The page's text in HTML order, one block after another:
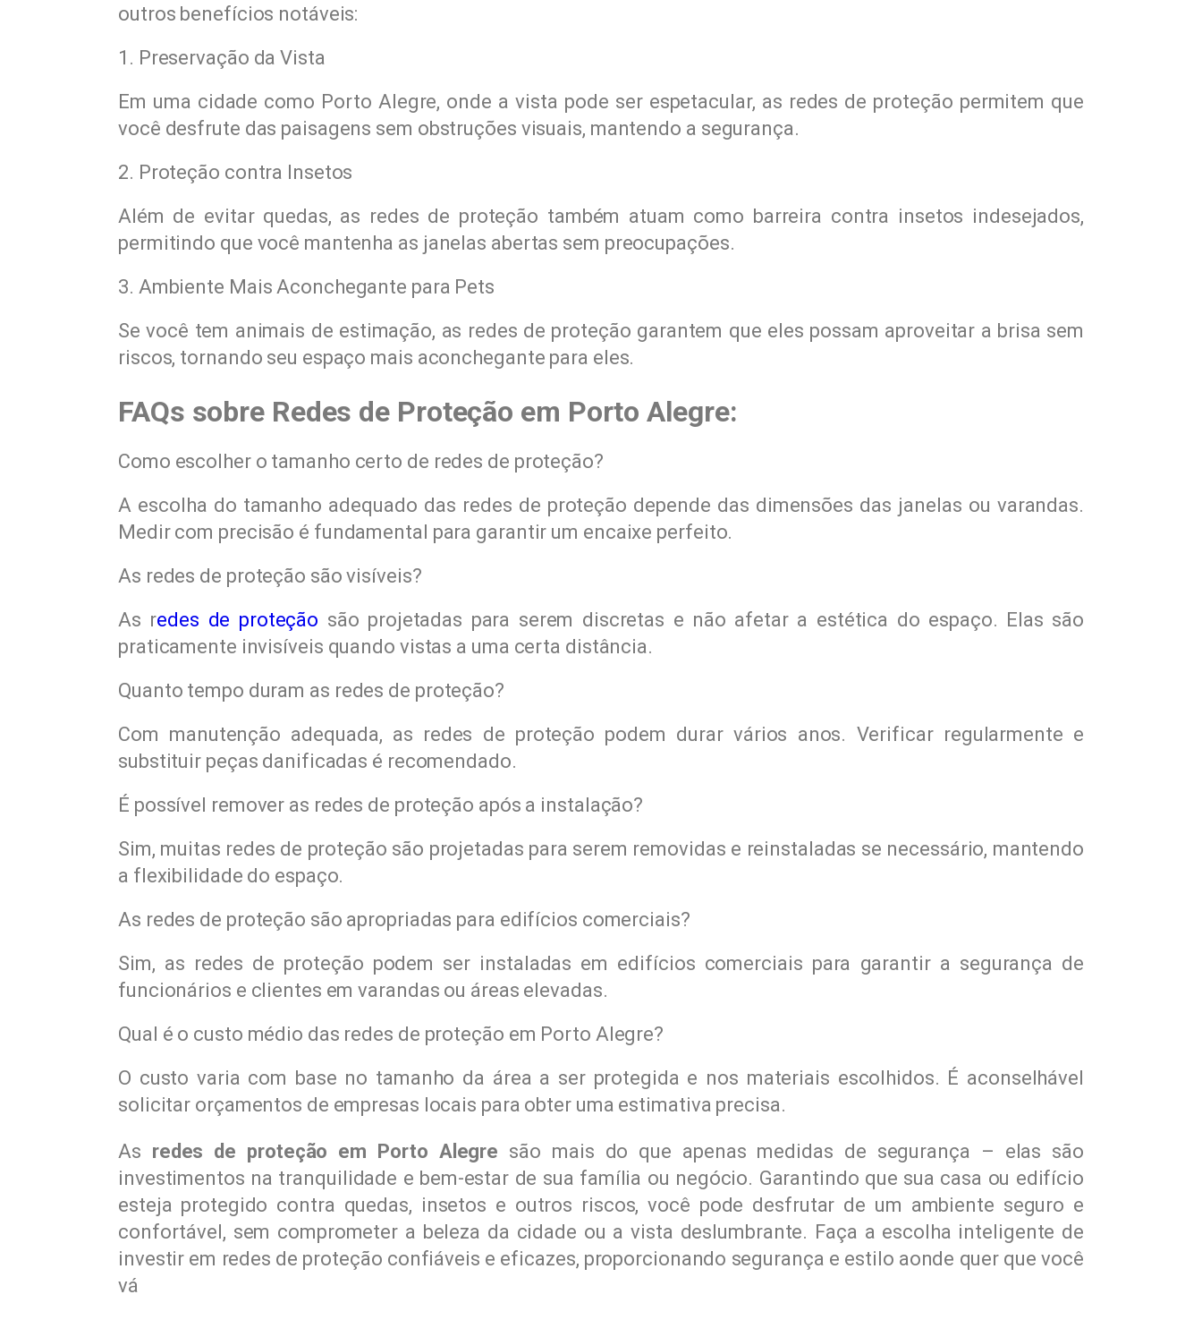
outros benefícios notáveis:
1. Preservação da Vista
Em uma cidade como Porto Alegre, onde a vista pode ser espetacular, as redes de proteção permitem que
você desfrute das paisagens sem obstruções visuais, mantendo a segurança.
2. Proteção contra Insetos
Além de evitar quedas, as redes de proteção também atuam como barreira contra insetos indesejados,
permitindo que você mantenha as janelas abertas sem preocupações.
3. Ambiente Mais Aconchegante para Pets
Se você tem animais de estimação, as redes de proteção garantem que eles possam aproveitar a brisa sem
riscos, tornando seu espaço mais aconchegante para eles.
FAQs sobre Redes de Proteção em Porto Alegre:
Como escolher o tamanho certo de redes de proteção?
A escolha do tamanho adequado das redes de proteção depende das dimensões das janelas ou varandas.
Medir com precisão é fundamental para garantir um encaixe perfeito.
As redes de proteção são visíveis?
As redes de proteção são projetadas para serem discretas e não afetar a estética do espaço. Elas são
praticamente invisíveis quando vistas a uma certa distância.
Quanto tempo duram as redes de proteção?
Com manutenção adequada, as redes de proteção podem durar vários anos. Verificar regularmente e
substituir peças danificadas é recomendado.
É possível remover as redes de proteção após a instalação?
Sim, muitas redes de proteção são projetadas para serem removidas e reinstaladas se necessário, mantendo
a flexibilidade do espaço.
As redes de proteção são apropriadas para edifícios comerciais?
Sim, as redes de proteção podem ser instaladas em edifícios comerciais para garantir a segurança de
funcionários e clientes em varandas ou áreas elevadas.
Qual é o custo médio das redes de proteção em Porto Alegre?
O custo varia com base no tamanho da área a ser protegida e nos materiais escolhidos. É aconselhável
solicitar orçamentos de empresas locais para obter uma estimativa precisa.
As redes de proteção em Porto Alegre são mais do que apenas medidas de segurança – elas são
investimentos na tranquilidade e bem-estar de sua família ou negócio. Garantindo que sua casa ou edifício
esteja protegido contra quedas, insetos e outros riscos, você pode desfrutar de um ambiente seguro e
confortável, sem comprometer a beleza da cidade ou a vista deslumbrante. Faça a escolha inteligente de
investir em redes de proteção confiáveis e eficazes, proporcionando segurança e estilo aonde quer que você
vá